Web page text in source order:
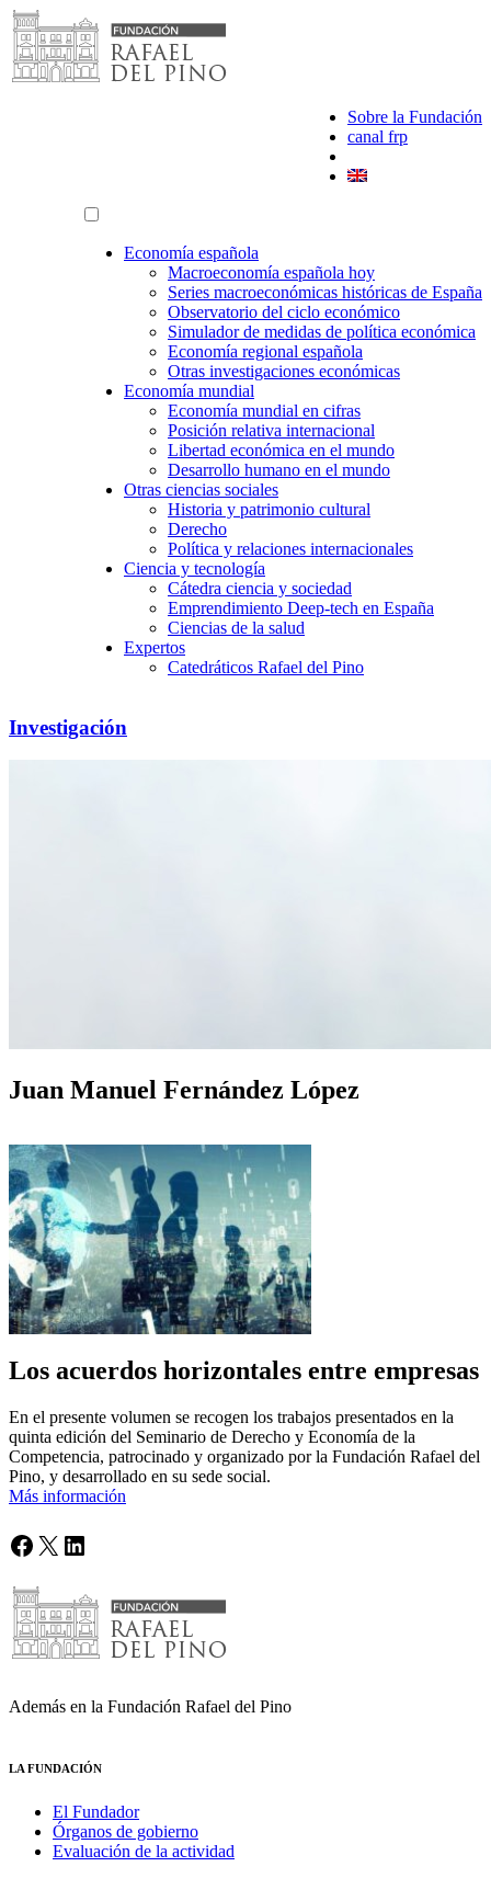
Saltar
al
contenido
Sobre la Fundación
canal frp
Economía española
Macroeconomía española hoy
Series macroeconómicas históricas de España
Observatorio del ciclo económico
Simulador de medidas de política económica
Economía regional española
Otras investigaciones económicas
Economía mundial
Economía mundial en cifras
Posición relativa internacional
Libertad económica en el mundo
Desarrollo humano en el mundo
Otras ciencias sociales
Historia y patrimonio cultural
Derecho
Política y relaciones internacionales
Ciencia y tecnología
Cátedra ciencia y sociedad
Emprendimiento Deep-tech en España
Ciencias de la salud
Expertos
Catedráticos Rafael del Pino
Investigación
Juan Manuel Fernández López
Los acuerdos horizontales entre empresas
En el presente volumen se recogen los trabajos presentados en la
quinta edición del Seminario de Derecho y Economía de la
Competencia, patrocinado y organizado por la Fundación Rafael del
Pino, y desarrollado en su sede social.
Más información
Facebook
X LinkedIn
Además en la Fundación Rafael del Pino
LA FUNDACIÓN
El Fundador
Órganos de gobierno
Evaluación de la actividad